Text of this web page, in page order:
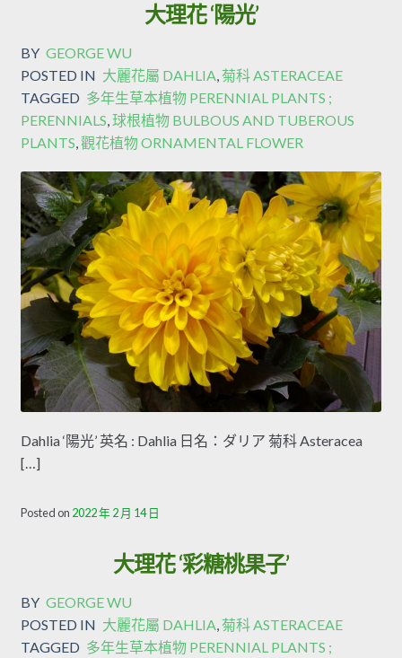
大理花 ‘陽光’
BY GEORGE WU
POSTED IN 大麗花屬 DAHLIA, 菊科 ASTERACEAE
TAGGED 多年生草本植物 PERENNIAL PLANTS ;
PERENNIALS,球根植物 BULBOUS AND TUBEROUS
PLANTS,觀花植物 ORNAMENTAL FLOWER
Dahlia ‘陽光’ 英名 : Dahlia 日名：ダリア 菊科 Asteracea
[…]
Posted on 2022 年 2 月 14 日
大理花 ‘彩糖桃果子’
BY GEORGE WU
POSTED IN 大麗花屬 DAHLIA, 菊科 ASTERACEAE
TAGGED 多年生草本植物 PERENNIAL PLANTS ;